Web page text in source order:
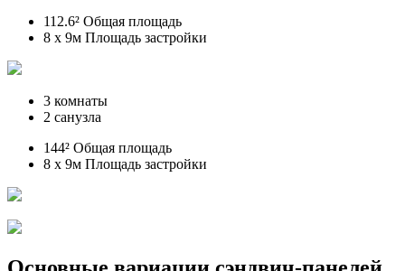
112.6² Общая площадь
8 x 9м Площадь застройки
3 комнаты
2 санузла
144² Общая площадь
8 x 9м Площадь застройки